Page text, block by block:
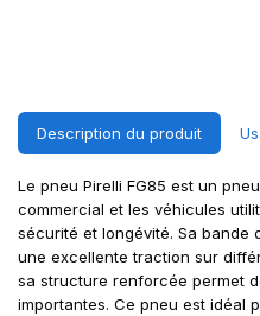
Description du produit
Le pneu Pirelli FG85 est un
commercial et les véhicules
sécurité et longévité. Sa bande
une excellente traction sur
sa structure renforcée permet
importantes. Ce pneu est idéal